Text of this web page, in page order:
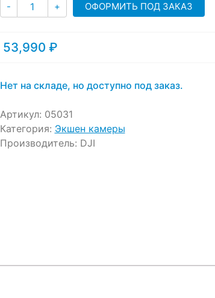
- + ОФОРМИТЬ ПОД ЗАКАЗ
53,990 ₽
Нет на складе, но доступно под заказ.
Артикул: 05031
Категория: Экшен камеры
Производитель: DJI